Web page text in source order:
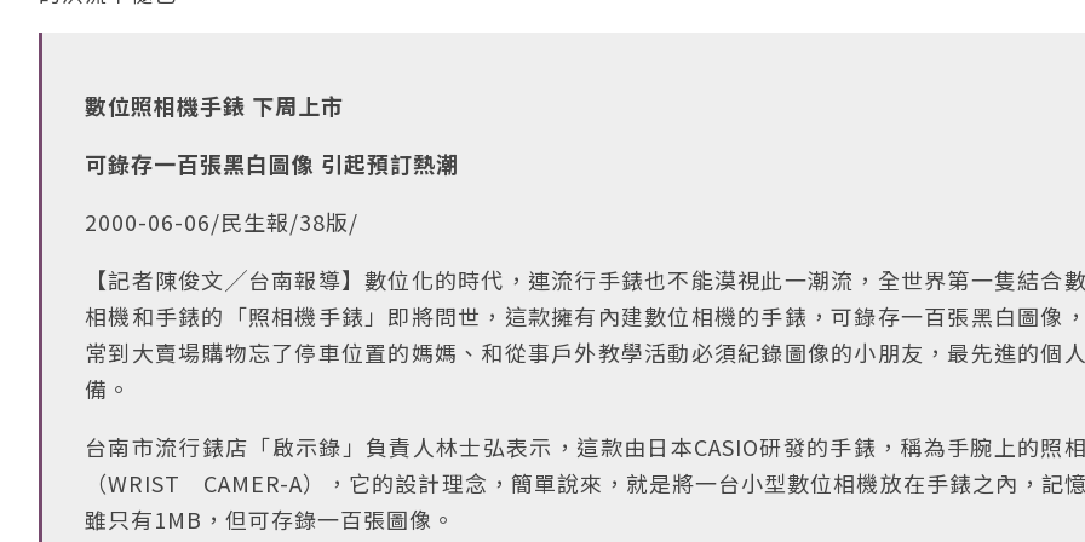
數位照相機手錶 下周上市
可錄存一百張黑白圖像 引起預訂熱潮
2000-06-06/民生報/38版/
【記者陳俊文╱台南報導】數位化的時代，連流行手錶也不能漠視此一潮流，全世界第一隻結合
相機和手錶的「照相機手錶」即將問世，這款擁有內建數位相機的手錶，可錄存一百張黑白圖像
常到大賣場購物忘了停車位置的媽媽、和從事戶外教學活動必須紀錄圖像的小朋友，最先進的個
備。
台南市流行錶店「啟示錄」負責人林士弘表示，這款由日本CASIO研發的手錶，稱為手腕上的照
（WRIST CAMER-A），它的設計理念，簡單說來，就是將一台小型數位相機放在手錶之內，記
雖只有1MB，但可存錄一百張圖像。